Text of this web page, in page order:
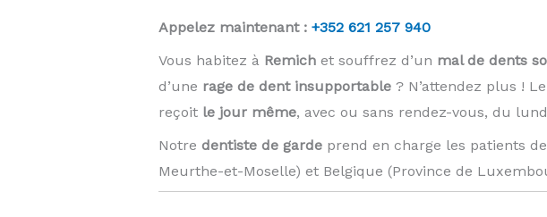
Appelez maintenant : +352 621 257 940
Vous habitez à Remichet souffrez d’un mal de dents
d’une rage de dent insupportable? N’attendez plus !
reçoit le jour même, avec ou sans rendez-vous, du
Notre dentiste de gardeprend en charge les patients de
Meurthe-et-Moselle) et Belgique (Province de